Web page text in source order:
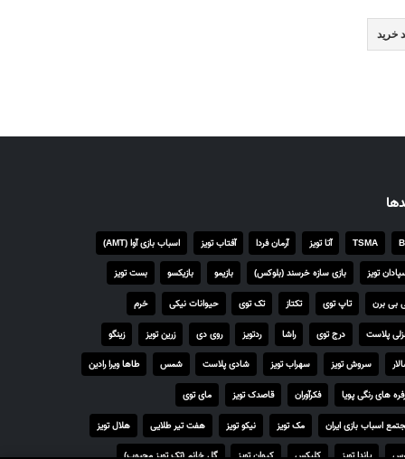
خرید
TSMA آتا تویز آرمان فردا آفتاب تویز اسباب بازی آوا (AMT)
تویز بازی سازه خرسند (بلوکس) بازیمو بازیکسو بست تویز
بی برن تاپ توی تکتاز تک توی حیوانات نیکی خرم
پلاست درج توی راشا ردتویز روی دی زرین تویز زینگو
سروش تویز سهراب تویز شادی پلاست شمس طاها ویرا رادین
های رنگی پویا فکرآوران قاصدک تویز مای توی
اسباب بازی ایران مک تویز نیکو تویز هفت تیر طلایی هلال تویز
پاندا تویز کلیکس کیوان تویز گل خانم (تک تویز محبوب)